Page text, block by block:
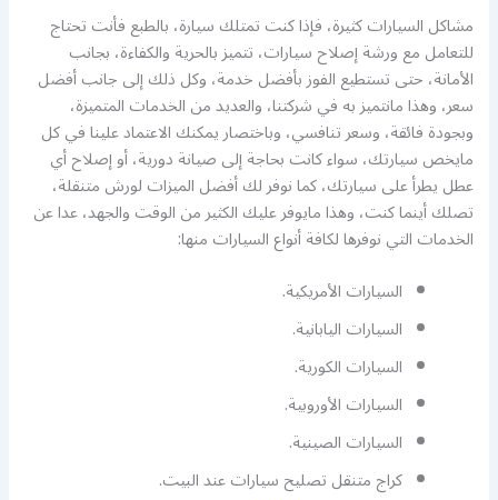
مشاكل السيارات كثيرة، فإذا كنت تمتلك سيارة، بالطبع فأنت تحتاج
للتعامل مع ورشة إصلاح سيارات، تتميز بالحرية والكفاءة، بجانب
الأمانة، حتى تستطيع الفوز بأفضل خدمة، وكل ذلك إلى جانب أفضل
سعر، وهذا مانتميز به في شركتنا، والعديد من الخدمات المتميزة،
وبجودة فائقة، وسعر تنافسي، وباختصار يمكنك الاعتماد علينا في كل
مايخص سيارتك، سواء كانت بحاجة إلى صيانة دورية، أو إصلاح أي
عطل يطرأ على سيارتك، كما نوفر لك أفضل الميزات لورش متنقلة،
تصلك أينما كنت، وهذا مايوفر عليك الكثير من الوقت والجهد، عدا عن
الخدمات التي نوفرها لكافة أنواع السيارات منها:
السيارات الأمريكية.
السيارات اليابانية.
السيارات الكورية.
السيارات الأوروبية.
السيارات الصينية.
كراج متنقل تصليح سيارات عند البيت.